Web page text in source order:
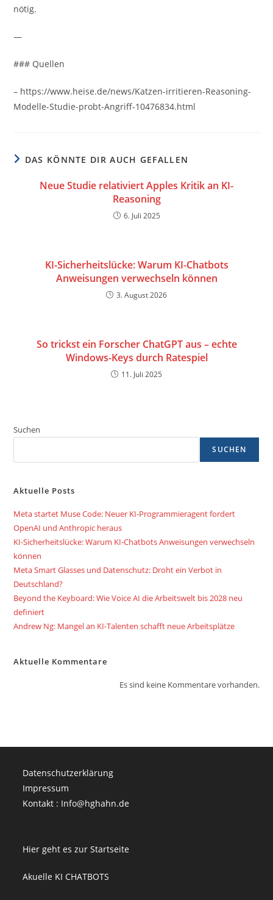
nötig.
—
### Quellen
– https://www.heise.de/news/Katzen-irritieren-Reasoning-
Modelle-Studie-probt-Angriff-10476834.html
DAS KÖNNTE DIR AUCH GEFALLEN
Neue Studie relativiert Apples Kritik an KI-
Reasoning
6. Juli 2025
KI-Sicherheitslücke: Warum KI-Chatbots
Anweisungen verwechseln können
3. August 2026
So trickst ein Forscher ChatGPT aus – echte
Windows-Keys durch Ratespiel
11. Juli 2025
Suchen
SUCHEN
Aktuelle Posts
Meta startet Muse Code: Neuer KI-Programmieragent fordert
OpenAI und Anthropic heraus
KI-Sicherheitslücke: Warum KI-Chatbots Anweisungen verwechseln
können
Meta Smart Glasses und Datenschutz: Droht ein Verbot in
Deutschland?
Beyond the Keyboard: Wie Voice AI die Arbeitswelt bis 2028 neu
definiert
Andrew Ng: Mangel an KI-Talenten schafft neue Arbeitsplätze
Aktuelle Kommentare
Es sind keine Kommentare vorhanden.
Datenschutzerklärung
Impressum
Kontakt : Info@hghahn.de
Hier geht es zur Startseite
Akuelle KI CHATBOTS